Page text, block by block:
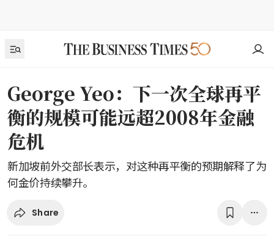
George Yeo：下一次全球再平
衡的规模可能远超2008年金融
危机
新加坡前外交部长表示，对这种再平衡的预期解释了为
何金价持续攀升。
Share